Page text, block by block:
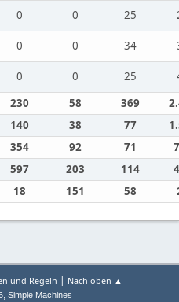
0 0 25
0 0 34
0 0 25
230 58 369
140 38 77
354 92 71
597 203 114
18 151 58
und Regeln | Nach oben ▲
, Simple Machines